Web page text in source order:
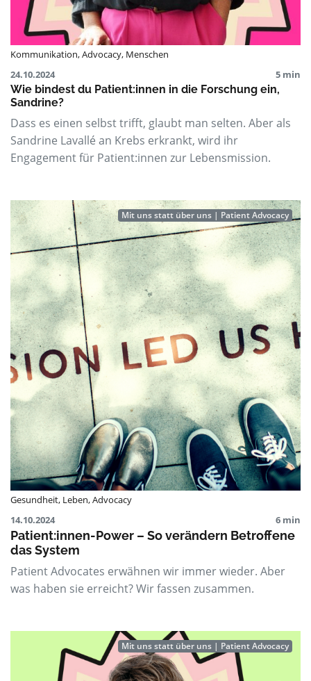
Kommunikation,Advocacy, Menschen
24.10.2024
5 min
Wie bindest du Patient:innen in die Forschung ein,
Sandrine?
Dass es einen selbst trifft, glaubt man selten. Aber als
Sandrine Lavallé an Krebs erkrankt, wird ihr
Engagement für Patient:innen zur Lebensmission.
Mit uns statt über uns | Patient Advocacy
Gesundheit, Leben,Advocacy
14.10.2024
6 min
Patient:innen-Power – So verändern Betroffene
das System
Patient Advocates erwähnen wir immer wieder. Aber
was haben sie erreicht? Wir fassen zusammen.
Mit uns statt über uns | Patient Advocacy